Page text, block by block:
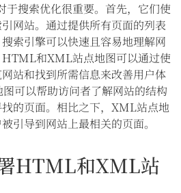
搜索优化很重要。首先，它们使
网站。通过提供所有页面的列表
索引擎可以快速且容易地理解网
和XML站点地图可以通过使
站和找到所需信息来改善用户体
可以帮助访问者了解网站的结构
的页面。相比之下，XML站点地
引导到网站上最相关的页面。
HTML和XML站